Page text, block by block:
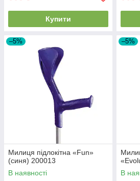
Купити
–5%
Милиця підлокітна «Fun»
(синя) 200013
В наявності
–5%
В